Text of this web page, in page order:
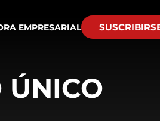
EMPRESARIAL
ÚNICO